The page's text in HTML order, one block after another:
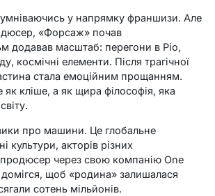
у напрямку франшизи. Але
«Форсаж» почав
додавав масштаб: перегони в Ріо,
космічні елементи. Після трагічної
стала емоційним прощанням.
кліше, а як щира філософія, яка
про машини. Це глобальне
культури, акторів різних
продюсер через свою компанію One
щоб «родина» залишалася
сотень мільйонів.